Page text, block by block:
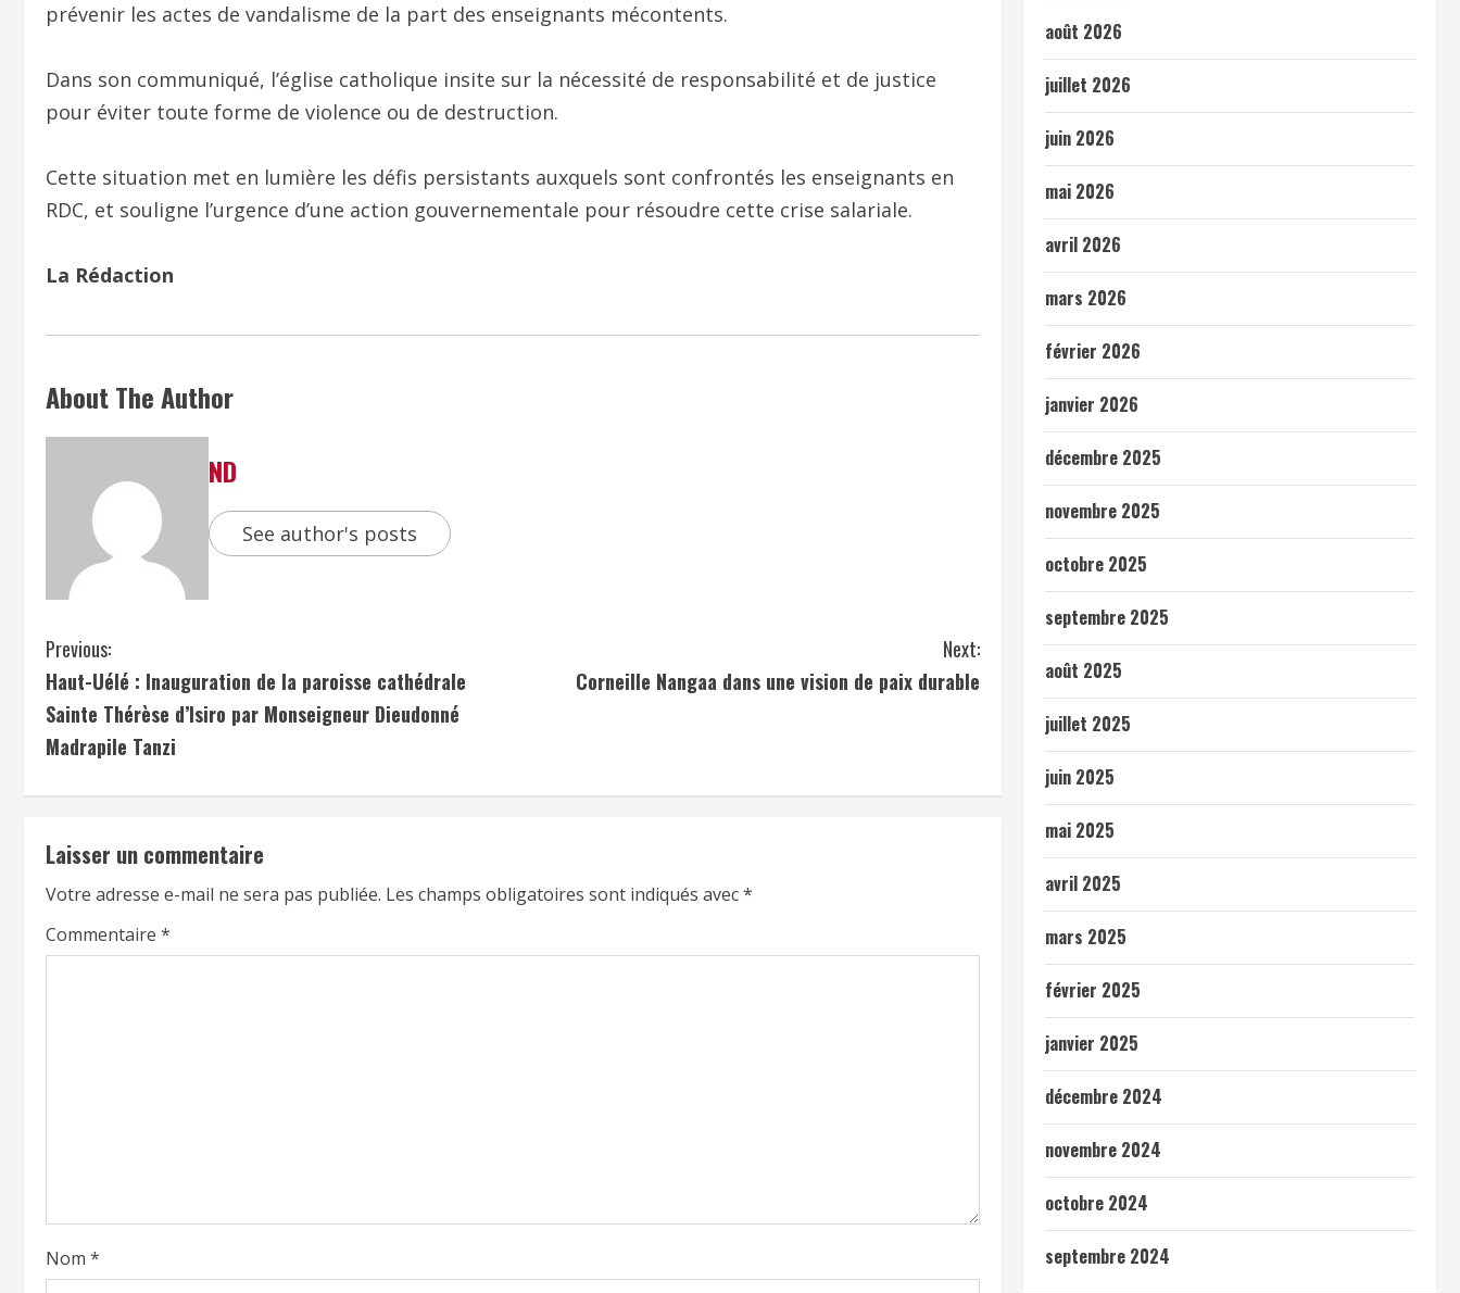
prévenir les actes de vandalisme de la part des enseignants mécontents.
Dans son communiqué, l’église catholique insite sur la nécessité de responsabilité et de justice
pour éviter toute forme de violence ou de destruction.
Cette situation met en lumière les défis persistants auxquels sont confrontés les enseignants en
RDC, et souligne l’urgence d’une action gouvernementale pour résoudre cette crise salariale.
La Rédaction
About The Author
ND
See author's posts
Previous:
Haut-Uélé : Inauguration de la paroisse cathédrale
Sainte Thérèse d’Isiro par Monseigneur Dieudonné
Madrapile Tanzi
Next:
Corneille Nangaa dans une vision de paix durable
Laisser un commentaire
Votre adresse e-mail ne sera pas publiée. Les champs obligatoires sont indiqués avec*
Commentaire *
Nom *
août 2026
juillet 2026
juin 2026
mai 2026
avril 2026
mars 2026
février 2026
janvier 2026
décembre 2025
novembre 2025
octobre 2025
septembre 2025
août 2025
juillet 2025
juin 2025
mai 2025
avril 2025
mars 2025
février 2025
janvier 2025
décembre 2024
novembre 2024
octobre 2024
septembre 2024